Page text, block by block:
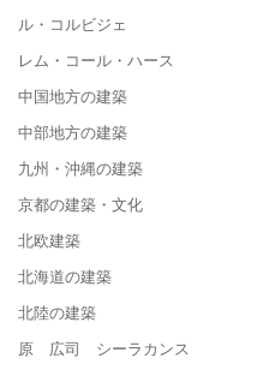
ル・コルビジェ
レム・コール・ハース
中国地方の建築
中部地方の建築
九州・沖縄の建築
京都の建築・文化
北欧建築
北海道の建築
北陸の建築
原 広司 シーラカンス